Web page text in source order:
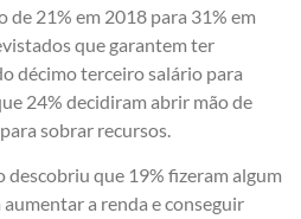
de 21% em 2018 para 31% em
que garantem ter
décimo terceiro salário para
24% decidiram abrir mão de
sobrar recursos.
que 19% fizeram algum
a renda e conseguir